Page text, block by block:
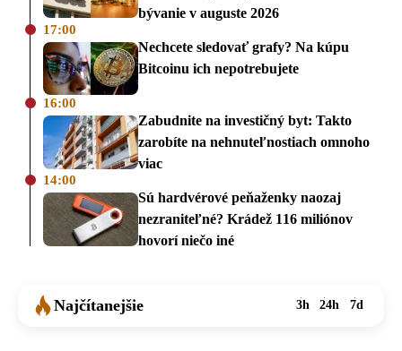
bývanie v auguste 2026
17:00
Nechcete sledovať grafy? Na kúpu
Bitcoinu ich nepotrebujete
16:00
Zabudnite na investičný byt: Takto
zarobíte na nehnuteľnostiach omnoho
viac
14:00
Sú hardvérové peňaženky naozaj
nezraniteľné? Krádež 116 miliónov
hovorí niečo iné
Najčítanejšie 3h 24h 7d